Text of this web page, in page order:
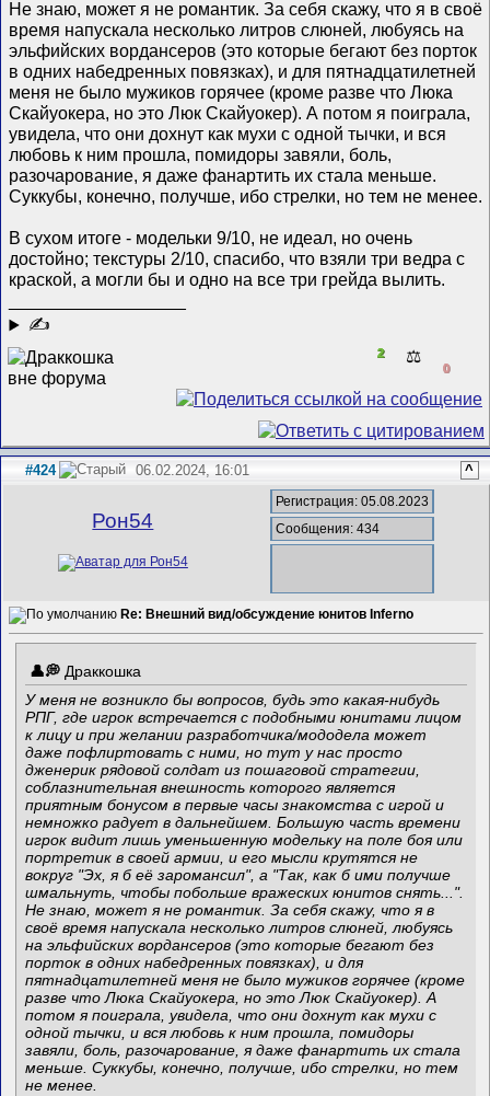
Не знаю, может я не романтик. За себя скажу, что я в своё
время напускала несколько литров слюней, любуясь на
эльфийских вордансеров (это которые бегают без порток
в одних набедренных повязках), и для пятнадцатилетней
меня не было мужиков горячее (кроме разве что Люка
Скайуокера, но это Люк Скайуокер). А потом я поиграла,
увидела, что они дохнут как мухи с одной тычки, и вся
любовь к ним прошла, помидоры завяли, боль,
разочарование, я даже фанартить их стала меньше.
Суккубы, конечно, получше, ибо стрелки, но тем не менее.
В сухом итоге - модельки 9/10, не идеал, но очень
достойно; текстуры 2/10, спасибо, что взяли три ведра с
краской, а могли бы и одно на все три грейда вылить.
✍
2 ⚖️
0
#424 06.02.2024, 16:01 ^
Рон54
Регистрация: 05.08.2023
Сообщения: 434
Re: Внешний вид/обсуждение юнитов Inferno
Драккошка
У меня не возникло бы вопросов, будь это какая-нибудь
РПГ, где игрок встречается с подобными юнитами лицом
к лицу и при желании разработчика/мододела может
даже пофлиртовать с ними, но тут у нас просто
дженерик рядовой солдат из пошаговой стратегии,
соблазнительная внешность которого является
приятным бонусом в первые часы знакомства с игрой и
немножко радует в дальнейшем. Большую часть времени
игрок видит лишь уменьшенную модельку на поле боя или
портретик в своей армии, и его мысли крутятся не
вокруг "Эх, я б её заромансил", а "Так, как б ими получше
шмальнуть, чтобы побольше вражеских юнитов снять...".
Не знаю, может я не романтик. За себя скажу, что я в
своё время напускала несколько литров слюней, любуясь
на эльфийских вордансеров (это которые бегают без
порток в одних набедренных повязках), и для
пятнадцатилетней меня не было мужиков горячее (кроме
разве что Люка Скайуокера, но это Люк Скайуокер). А
потом я поиграла, увидела, что они дохнут как мухи с
одной тычки, и вся любовь к ним прошла, помидоры
завяли, боль, разочарование, я даже фанартить их стала
меньше. Суккубы, конечно, получше, ибо стрелки, но тем
не менее.